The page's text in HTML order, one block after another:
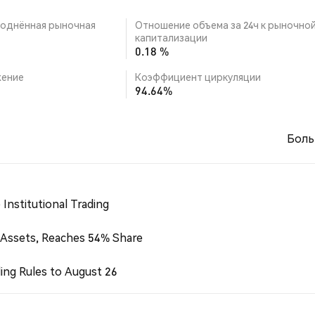
рыночная
Отношение объема за 24ч к
капитализации
0.18 %
Коэффициент циркуляции
94.64%
Institutional Trading
Reaches 54% Share
Rules to August 26